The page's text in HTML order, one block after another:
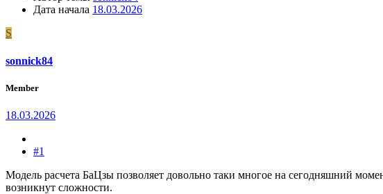
Дата начала 18.03.2026
S
sonnick84
Member
18.03.2026
#1
Модель расчета БаЦзы позволяет довольно таки многое на сегодняшний
возникнут сложности.